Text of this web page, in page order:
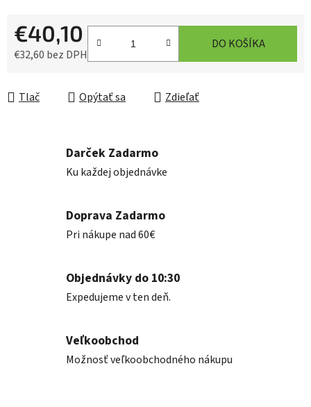
€40,10
€32,60 bez DPH
DO KOŠÍKA
Tlač Opýtať sa Zdieľať
Darček Zadarmo
Ku každej objednávke
Doprava Zadarmo
Pri nákupe nad 60€
Objednávky do 10:30
Expedujeme v ten deň.
Veľkoobchod
Možnosť veľkoobchodného nákupu